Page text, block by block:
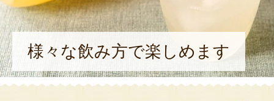
様々な飲み方で楽しめます